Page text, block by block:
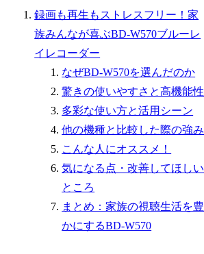
録画も再生もストレスフリー！家
族みんなが喜ぶBD-W570ブルーレ
イレコーダー
なぜBD-W570を選んだのか
驚きの使いやすさと高機能性
多彩な使い方と活用シーン
他の機種と比較した際の強み
こんな人にオススメ！
気になる点・改善してほしい
ところ
まとめ：家族の視聴生活を豊
かにするBD-W570